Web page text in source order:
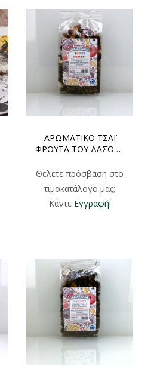
ΑΡΩΜΑΤΙΚΟ ΤΣΑΪ
ΦΡOYTA TOY ΔΑΣΟΥΣ
ΦΑΚΕΛΑΚΙ 100gr
Θέλετε πρόσβαση στο
τιμοκατάλογο μας;
Κάντε Εγγραφή!